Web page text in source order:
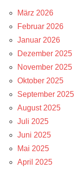
März 2026
Februar 2026
Januar 2026
Dezember 2025
November 2025
Oktober 2025
September 2025
August 2025
Juli 2025
Juni 2025
Mai 2025
April 2025